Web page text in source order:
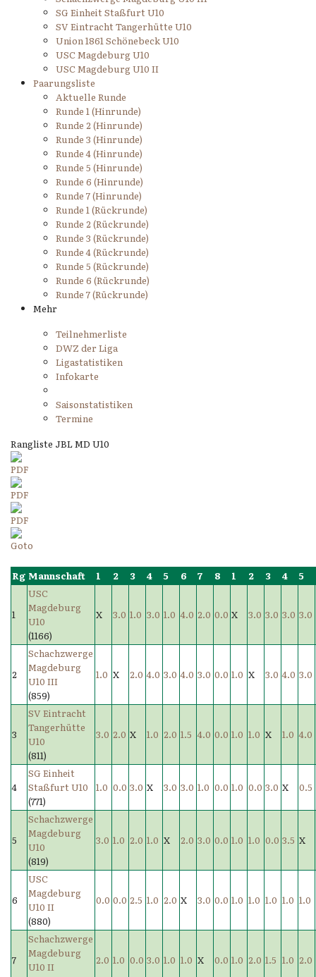
SG Einheit Staßfurt U10
SV Eintracht Tangerhütte U10
Union 1861 Schönebeck U10
USC Magdeburg U10
USC Magdeburg U10 II
Paarungsliste
Aktuelle Runde
Runde 1 (Hinrunde)
Runde 2 (Hinrunde)
Runde 3 (Hinrunde)
Runde 4 (Hinrunde)
Runde 5 (Hinrunde)
Runde 6 (Hinrunde)
Runde 7 (Hinrunde)
Runde 1 (Rückrunde)
Runde 2 (Rückrunde)
Runde 3 (Rückrunde)
Runde 4 (Rückrunde)
Runde 5 (Rückrunde)
Runde 6 (Rückrunde)
Runde 7 (Rückrunde)
Mehr
Teilnehmerliste
DWZ der Liga
Ligastatistiken
Infokarte
Saisonstatistiken
Termine
Rangliste JBL MD U10
Rg Mannschaft 1 2 3 4 5 6 7 8 1 2 3 4 5
1
USC
Magdeburg
U10
(1166)
X 3.0 1.0 3.0 1.0 4.0 2.0 0.0 X 3.0 3.0 3.0 3.0
2
Schachzwerge
Magdeburg
U10 III
(859)
1.0 X 2.0 4.0 3.0 4.0 3.0 0.0 1.0 X 3.0 4.0 3.0
3
SV Eintracht
Tangerhütte
U10
(811)
3.0 2.0 X 1.0 2.0 1.5 4.0 0.0 1.0 1.0 X 1.0 4.0
4
SG Einheit
Staßfurt U10
(771)
1.0 0.0 3.0 X 3.0 3.0 1.0 0.0 1.0 0.0 3.0 X 0.5
5
Schachzwerge
Magdeburg
U10
(819)
3.0 1.0 2.0 1.0 X 2.0 3.0 0.0 1.0 1.0 0.0 3.5 X
6
USC
Magdeburg
U10 II
(880)
0.0 0.0 2.5 1.0 2.0 X 3.0 0.0 1.0 1.0 1.0 1.0 1.0
7
Schachzwerge
Magdeburg
U10 II
2.0 1.0 0.0 3.0 1.0 1.0 X 0.0 1.0 2.0 1.5 1.0 2.0